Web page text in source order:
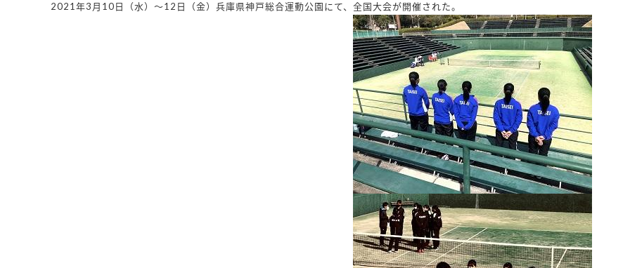
2021年3月10日（水）〜12日（金）兵庫県神戸総合運動公園にて、全国大会が開催された。